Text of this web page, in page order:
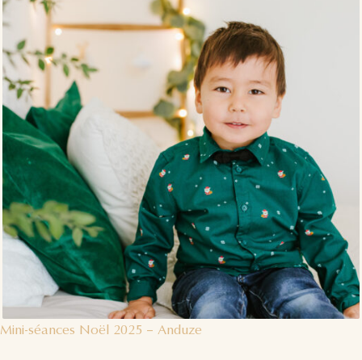
Mini-séances Noël 2025 – Anduze